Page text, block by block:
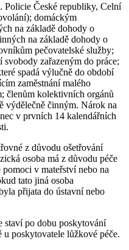
Policie České republiky, Celní
domáckým
na základě dohody o
na základě dohody o
pečovatelské služby;
zařazeným do práce;
spadá výlučně do období
zaměstnání malého
členům kolektivních orgánů
výdělečně činným. Nárok na
v prvních 14 kalendářních
z důvodu ošetřování
osoba má z důvodu péče
v mateřství nebo na
tato jiná osoba
přijata do ústavní nebo
staví po dobu poskytování
u poskytovatele lůžkové péče.